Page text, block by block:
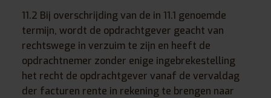
11.2 Bij overschrijding van de in 11.1 genoemde
termijn, wordt de opdrachtgever geacht van
rechtswege in verzuim te zijn en heeft de
opdrachtnemer zonder enige ingebrekestelling
het recht de opdrachtgever vanaf de vervaldag
der facturen rente in rekening te brengen naar